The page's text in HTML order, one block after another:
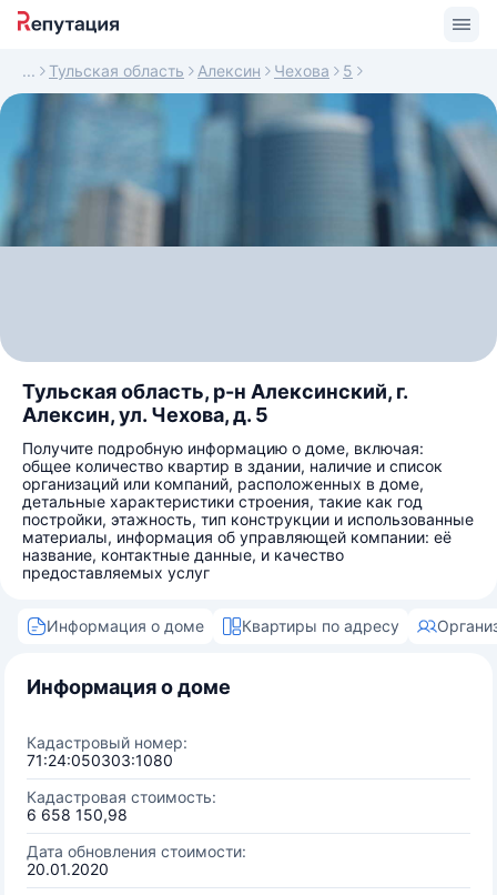
Тульская область Алексин Чехова 5
Тульская область, р-н Алексинский, г.
Алексин, ул. Чехова, д. 5
Получите подробную информацию о доме, включая:
общее количество квартир в здании, наличие и список
организаций или компаний, расположенных в доме,
детальные характеристики строения, такие как год
постройки, этажность, тип конструкции и использованные
материалы, информация об управляющей компании: её
название, контактные данные, и качество
предоставляемых услуг
Информация о доме Квартиры по адресу
Информация о доме
Кадастровый номер:
71:24:050303:1080
Кадастровая стоимость:
6 658 150,98
Дата обновления стоимости:
20.01.2020